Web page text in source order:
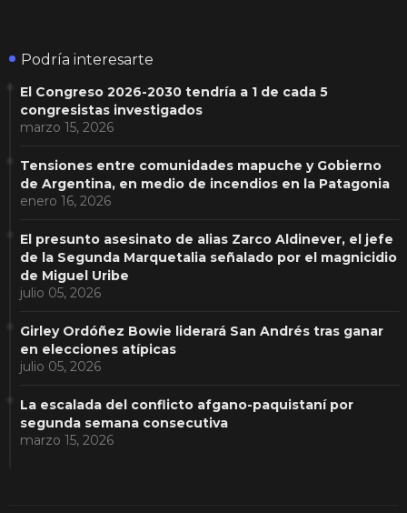
Podría interesarte
El Congreso 2026-2030 tendría a 1 de cada 5
congresistas investigados
marzo 15, 2026
Tensiones entre comunidades mapuche y Gobierno
de Argentina, en medio de incendios en la Patagonia
enero 16, 2026
El presunto asesinato de alias Zarco Aldinever, el jefe
de la Segunda Marquetalia señalado por el magnicidio
de Miguel Uribe
julio 05, 2026
Girley Ordóñez Bowie liderará San Andrés tras ganar
en elecciones atípicas
julio 05, 2026
La escalada del conflicto afgano-paquistaní por
segunda semana consecutiva
marzo 15, 2026